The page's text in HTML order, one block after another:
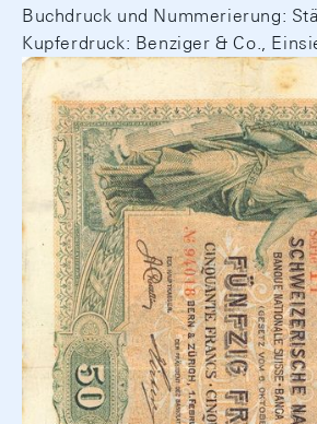
Buchdruck und Nummerierung:
Kupferdruck: Benziger & Co.,